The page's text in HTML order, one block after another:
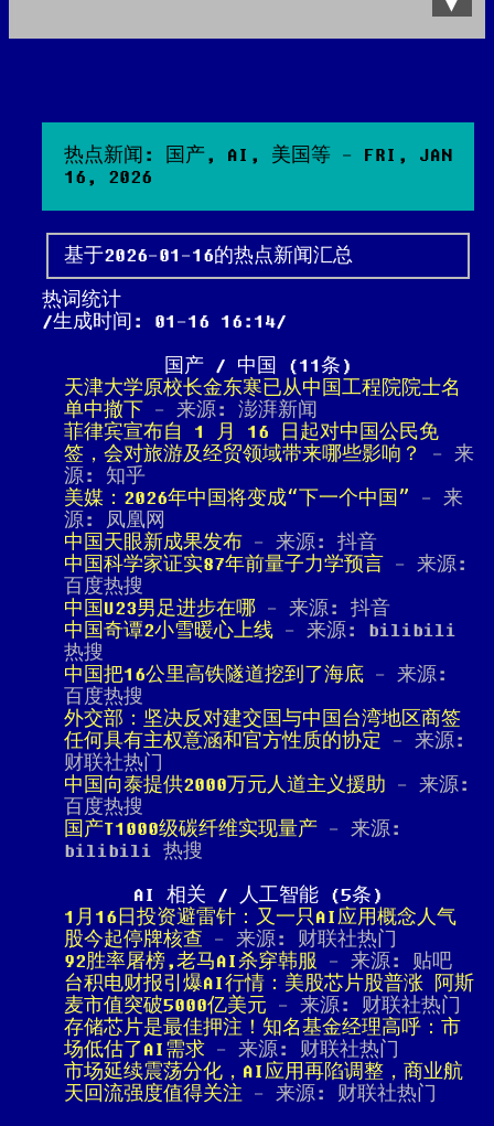
热点新闻: 国产, AI, 美国等 - FRI, JAN
16, 2026
基于2026-01-16的热点新闻汇总
热词统计
生成时间: 01-16 16:14
国产 / 中国 (11条)
天津大学原校长金东寒已从中国工程院院士名
单中撤下
- 来源: 澎湃新闻
菲律宾宣布自 1 月 16 日起对中国公民免
签，会对旅游及经贸领域带来哪些影响？
- 来
源: 知乎
美媒：2026年中国将变成“下一个中国” - 来
源: 凤凰网
中国天眼新成果发布 - 来源: 抖音
中国科学家证实87年前量子力学预言 - 来源:
百度热搜
中国U23男足进步在哪 - 来源: 抖音
中国奇谭2小雪暖心上线 - 来源: bilibili
热搜
中国把16公里高铁隧道挖到了海底 - 来源:
百度热搜
外交部：坚决反对建交国与中国台湾地区商签
任何具有主权意涵和官方性质的协定 - 来源:
财联社热门
中国向泰提供2000万元人道主义援助 - 来源:
百度热搜
国产T1000级碳纤维实现量产 - 来源:
bilibili 热搜
AI 相关 / 人工智能 (5条)
1月16日投资避雷针：又一只AI应用概念人气
股今起停牌核查 - 来源: 财联社热门
92胜率屠榜,老马AI杀穿韩服 - 来源: 贴吧
台积电财报引爆AI行情：美股芯片股普涨 阿斯
麦市值突破5000亿美元 - 来源: 财联社热门
存储芯片是最佳押注！知名基金经理高呼：市
场低估了AI需求 - 来源: 财联社热门
市场延续震荡分化，AI应用再陷调整，商业航
天回流强度值得关注 - 来源: 财联社热门